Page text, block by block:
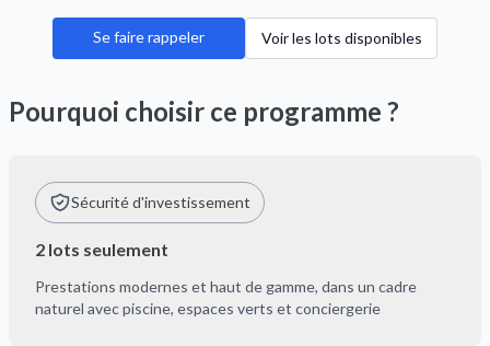
Se faire rappeler Voir les lots disponibles
Pourquoi choisir ce programme ?
Sécurité d'investissement
2 lots seulement
Prestations modernes et haut de gamme, dans un cadre
naturel avec piscine, espaces verts et conciergerie